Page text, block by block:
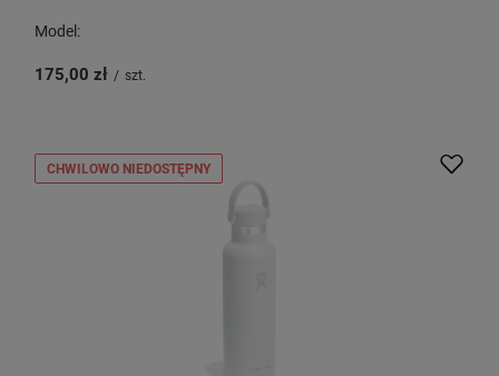
Model:
175,00 zł / szt.
CHWILOWO NIEDOSTĘPNY